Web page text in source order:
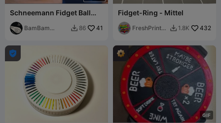
Schneemann Fidget Ball
Spinner
BamBam
 86 41
Fidget-Ring - Mittel
FreshPrintsB
 1.8K 432

GIF